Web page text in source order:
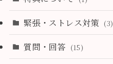
緊張・ストレス対策 (3)
質問・回答 (15)